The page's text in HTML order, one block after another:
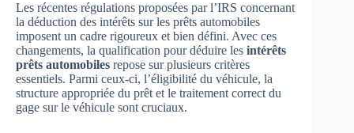
Les récentes régulations proposées par l’IRS concernant
la déduction des intérêts sur les prêts automobiles
imposent un cadre rigoureux et bien défini. Avec ces
changements, la qualification pour déduire les intérêts
prêts automobiles repose sur plusieurs critères
essentiels. Parmi ceux-ci, l’éligibilité du véhicule, la
structure appropriée du prêt et le traitement correct du
gage sur le véhicule sont cruciaux.